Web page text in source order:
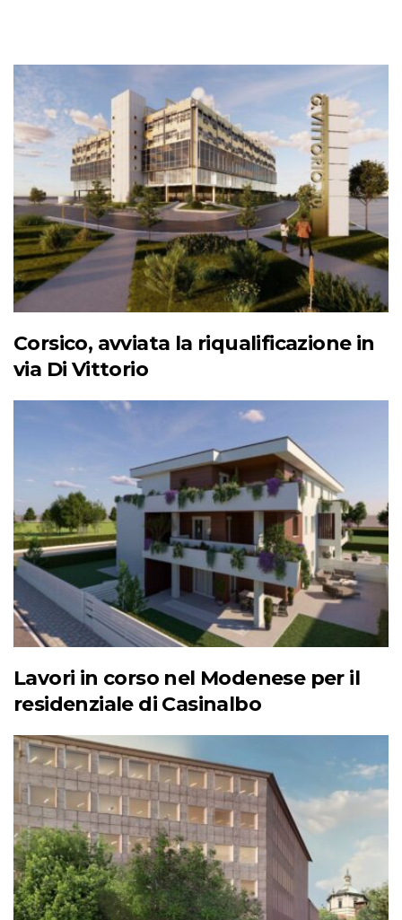
Corsico, avviata la riqualificazione in
via Di Vittorio
Lavori in corso nel Modenese per il
residenziale di Casinalbo